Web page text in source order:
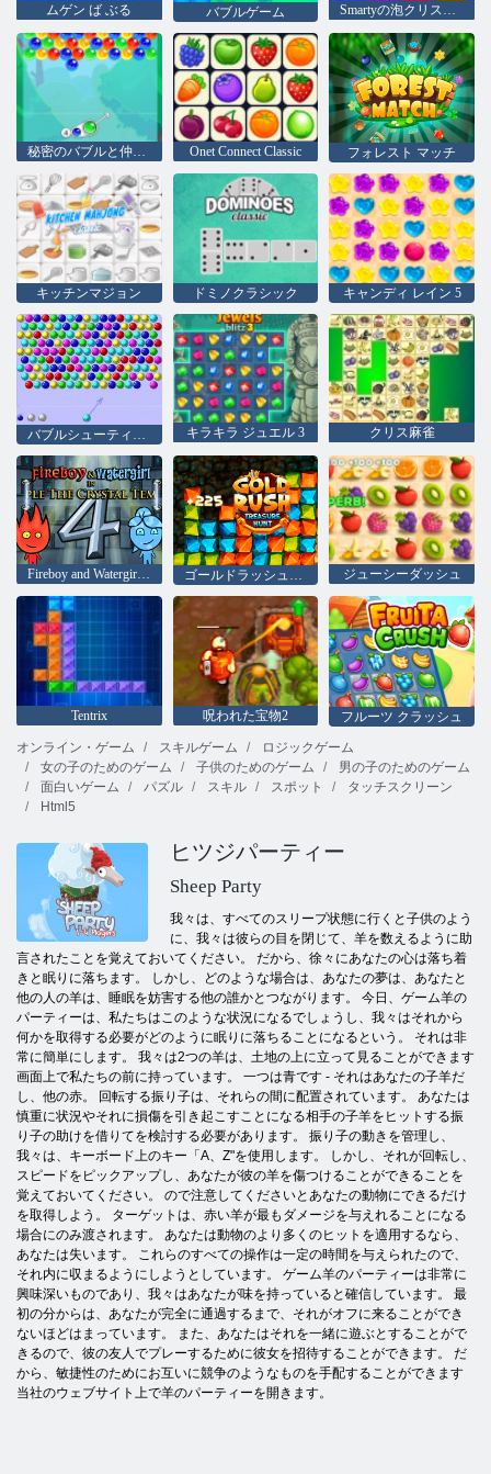
ムゲン ば ぶる バブルゲーム Smartyの泡クリスマス版
秘密のバブルと仲間たち Onet Connect Classic フォレスト マッチ
キッチンマジョン ドミノクラシック キャンディ レイン 5
キラキラ ジュエル 3 クリス麻雀
Fireboy and Watergirl 4：クリスタル寺院 ゴールドラッシュの宝探し ジューシーダッシュ
Tentrix 呪われた宝物2
フルーツ クラッシュ
オンライン・ゲーム
スキルゲーム
ロジックゲーム
女の子のためのゲーム
子供のためのゲーム
男の子のためのゲーム
面白いゲーム
パズル スキル スポット
タッチスクリーン
Html5
ヒツジパーティー
Sheep Party
我々は、すべてのスリープ状態に行くと子供のよう
に、我々は彼らの目を閉じて、羊を数えるように助
言されたことを覚えておいてください。 だから、徐々にあなたの心は落ち着
きと眠りに落ちます。 しかし、どのような場合は、あなたの夢は、あなたと
他の人の羊は、睡眠を妨害する他の誰かとつながります。 今日、ゲーム羊の
パーティーは、私たちはこのような状況になるでしょうし、我々はそれから
何かを取得する必要がどのように眠りに落ちることになるという。 それは非
常に簡単にします。 我々は2つの羊は、土地の上に立って見ることができます
画面上で私たちの前に持っています。 一つは青です - それはあなたの子羊だ
し、他の赤。 回転する振り子は、それらの間に配置されています。 あなたは
慎重に状況やそれに損傷を引き起こすことになる相手の子羊をヒットする振
り子の助けを借りてを検討する必要があります。 振り子の動きを管理し、
我々は、キーボード上のキー「A、Z"を使用します。 しかし、それが回転し、
スピードをピックアップし、あなたが彼の羊を傷つけることができることを
覚えておいてください。 ので注意してくださいとあなたの動物にできるだけ
を取得しよう。 ターゲットは、赤い羊が最もダメージを与えれることになる
場合にのみ渡されます。 あなたは動物のより多くのヒットを適用するなら、
あなたは失います。 これらのすべての操作は一定の時間を与えられたので、
それ内に収まるようにしようとしています。 ゲーム羊のパーティーは非常に
興味深いものであり、我々はあなたが味を持っていると確信しています。 最
初の分からは、あなたが完全に通過するまで、それがオフに来ることができ
ないほどはまっています。 また、あなたはそれを一緒に遊ぶとすることがで
きるので、彼の友人でプレーするために彼女を招待することができます。 だ
から、敏捷性のためにお互いに競争のようなものを手配することができます
当社のウェブサイト上で羊のパーティーを開きます。